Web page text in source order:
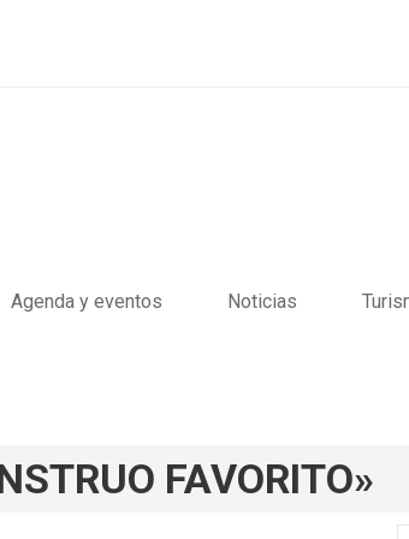
Agenda y eventos Noticias
FAVORITO»